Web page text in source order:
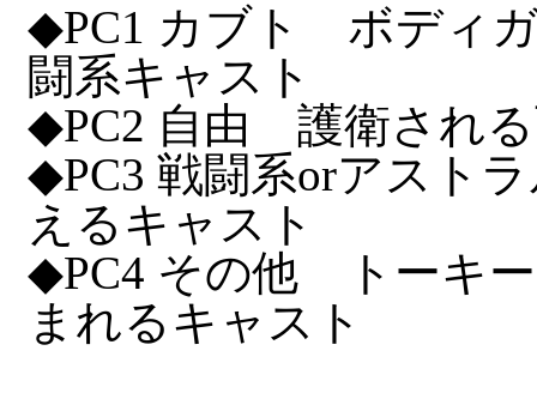
◆PC1 カブト ボディ
闘系キャスト
◆PC2 自由 護衛され
◆PC3 戦闘系orアスト
えるキャスト
◆PC4 その他 トーキ
まれるキャスト